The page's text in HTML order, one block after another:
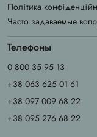
Політика
Часто задаваемые
Телефоны
0 800 35 95 13
+38 063 625 01 61
+38 097 009 68 22
+38 095 276 68 22